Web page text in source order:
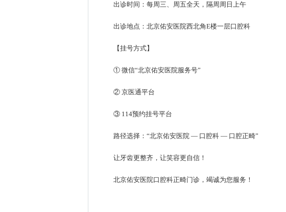
出诊时间：每周三、周五全天，隔周周日上午
出诊地点：北京佑安医院西北角E楼一层口腔科
【挂号方式】
① 微信“北京佑安医院服务号”
② 京医通平台
③ 114预约挂号平台
路径选择：“北京佑安医院 — 口腔科 — 口腔正畸”
让牙齿更整齐，让笑容更自信！
北京佑安医院口腔科正畸门诊，竭诚为您服务！